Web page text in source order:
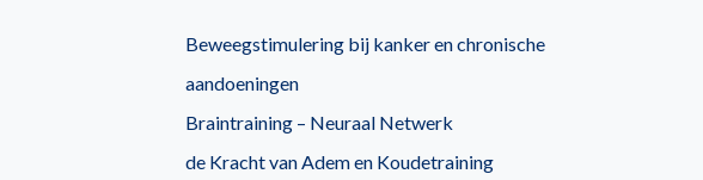
Beweegstimulering bij kanker en chronische
aandoeningen
Braintraining – Neuraal Netwerk
de Kracht van Adem en Koudetraining